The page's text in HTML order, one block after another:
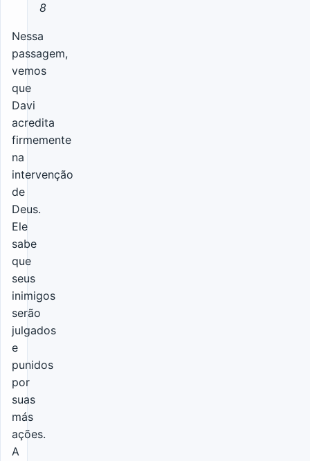
8
Nessa
passagem,
vemos
que
Davi
acredita
firmemente
na
intervenção
de
Deus.
Ele
sabe
que
seus
inimigos
serão
julgados
e
punidos
por
suas
más
ações.
A